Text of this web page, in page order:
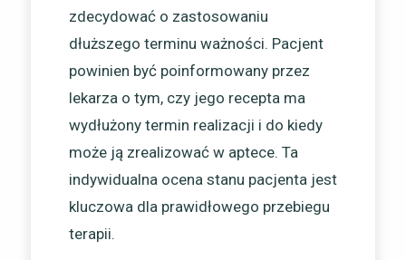
zdecydować o zastosowaniu
dłuższego terminu ważności. Pacjent
powinien być poinformowany przez
lekarza o tym, czy jego recepta ma
wydłużony termin realizacji i do kiedy
może ją zrealizować w aptece. Ta
indywidualna ocena stanu pacjenta jest
kluczowa dla prawidłowego przebiegu
terapii.